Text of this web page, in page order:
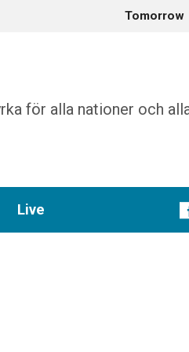
Tomorrow
för alla nationer och
Live